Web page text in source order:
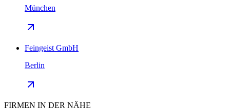
München
Feingeist GmbH
Berlin
FIRMEN IN DER NÄHE